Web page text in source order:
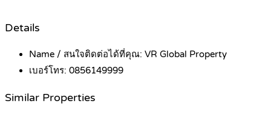
Details
Name / สนใจติดต่อได้ที่คุณ: VR Global Property
เบอร์โทร: 0856149999
Similar Properties